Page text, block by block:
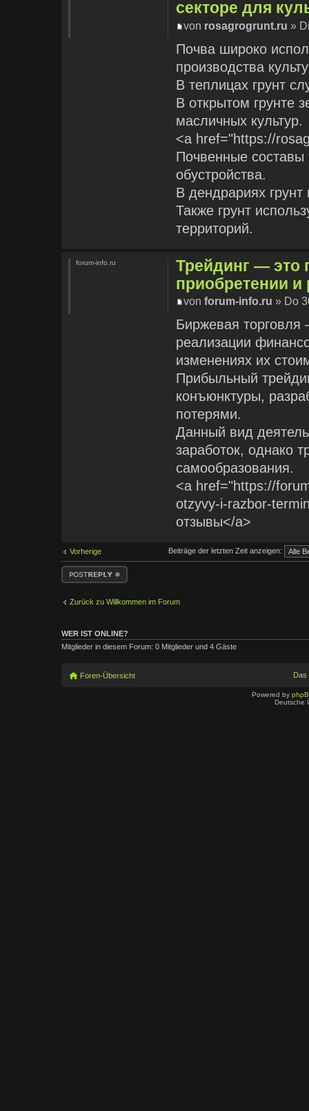
секторе для
von rosagrogrunt.ru »
Почва широко
производства
В теплицах грунт
В открытом грунте
масличных культур.
<a href="https://
Почвенные составы
обустройства.
В дендрариях
Также грунт
территорий.
Трейдинг — это
приобретении и
vonforum-info.ru » Do
Биржевая торговля
реализации
изменениях их
Прибыльный
конъюнктуры,
потерями.
Данный вид
заработок, однако
самообразования.
<a href="https://
otzyvy-i-razbor-
отзывы</a>
forum-info.ru
Vorherige Beiträge der letzten Zeit anzeigen:
Antwort erstellen
Zurück zu Willkommen im Forum
WER IST ONLINE?
Mitglieder in diesem Forum: 0 Mitglieder und 4 Gäste
Foren-Übersicht Das
Powered by
Deutsche